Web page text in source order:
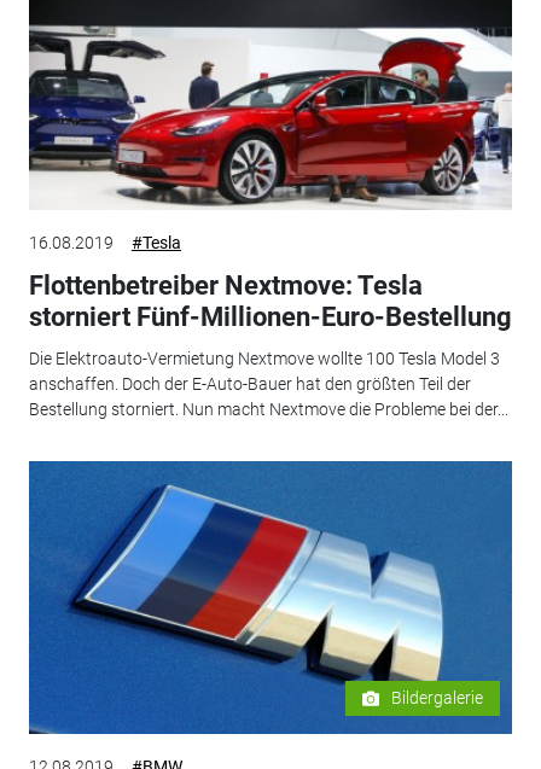
16.08.2019 #Tesla
Flottenbetreiber Nextmove: Tesla
storniert Fünf-Millionen-Euro-Bestellung
Die Elektroauto-Vermietung Nextmove wollte 100 Tesla Model 3
anschaffen. Doch der E-Auto-Bauer hat den größten Teil der
Bestellung storniert. Nun macht Nextmove die Probleme bei der...
Bildergalerie